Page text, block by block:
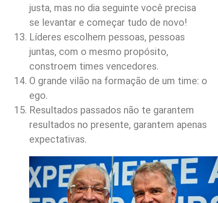
justa, mas no dia seguinte você precisa
se levantar e começar tudo de novo!
Líderes escolhem pessoas, pessoas
juntas, com o mesmo propósito,
constroem times vencedores.
O grande vilão na formação de um time: o
ego.
Resultados passados não te garantem
resultados no presente, garantem apenas
expectativas.